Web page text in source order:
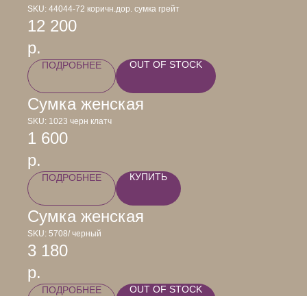
SKU: 44044-72 коричн.дор. сумка грейт
12 200
р.
ПОДРОБНЕЕ OUT OF STOCK
Сумка женская
SKU: 1023 черн клатч
1 600
р.
ПОДРОБНЕЕ КУПИТЬ
Сумка женская
SKU: 5708/ черный
3 180
р.
ПОДРОБНЕЕ OUT OF STOCK